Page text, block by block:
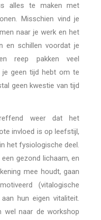
alles te maken met
Misschien vind je
naar je werk en het
en schillen voordat je
reep pakken veel
je geen tijd hebt om te
geen kwestie van tijd
weer dat het
invloed is op leefstijl,
het fysiologische deel.
gezond lichaam, en
mee houdt, gaan
(vitalogische
hun eigen vitaliteit.
wel naar de workshop